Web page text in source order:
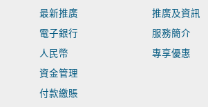
最新推廣
電子銀行
人民幣
資金管理
付款繳賬
推廣及資訊
服務簡介
專享優惠